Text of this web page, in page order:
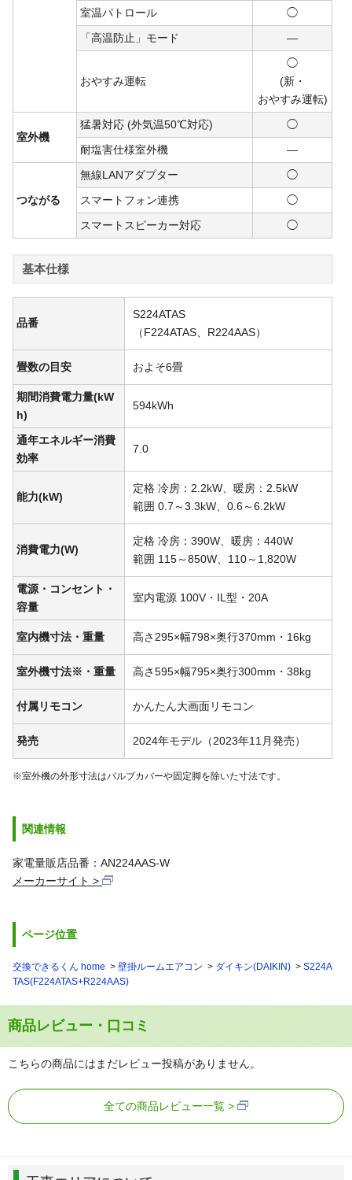
室温パトロール
◯
「高温防止」モード
―
おやすみ運転
◯
(新・
おやすみ運転)
室外機
猛暑対応 (外気温50℃対応)
◯
耐塩害仕様室外機
―
つながる
無線LANアダプター
◯
スマートフォン連携
◯
スマートスピーカー対応
◯
基本仕様
品番
S224ATAS
（F224ATAS、R224AAS）
畳数の目安 およそ6畳
期間消費電力量(kW
h)
594kWh
通年エネルギー消費
効率
7.0
能力(kW)
定格 冷房：2.2kW、暖房：2.5kW
範囲 0.7～3.3kW、0.6～6.2kW
消費電力(W)
定格 冷房：390W、暖房：440W
範囲 115～850W、110～1,820W
電源・コンセント・
容量
室内電源 100V・IL型・20A
室内機寸法・重量 高さ295×幅798×奥行370mm・16kg
室外機寸法※・重量 高さ595×幅795×奥行300mm・38kg
付属リモコン かんたん大画面リモコン
発売 2024年モデル（2023年11月発売）
※室外機の外形寸法はバルブカバーや固定脚を除いた寸法です。
関連情報
家電量販店品番：AN224AAS-W
メーカーサイト
ページ位置
交換できるくん home 壁掛ルームエアコン ダイキン(DAIKIN)
S224A
TAS(F224ATAS+R224AAS)
商品レビュー・口コミ
こちらの商品にはまだレビュー投稿がありません。
全ての商品レビュー一覧